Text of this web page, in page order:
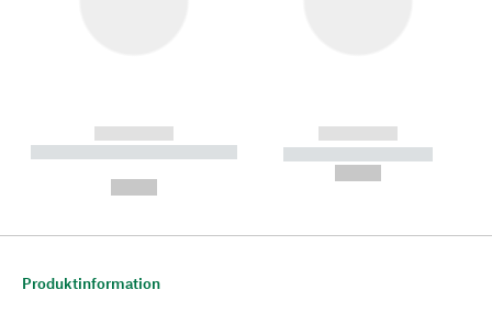
------------
----------- ----------- --------
------------
----------- -----------
Produktinformation